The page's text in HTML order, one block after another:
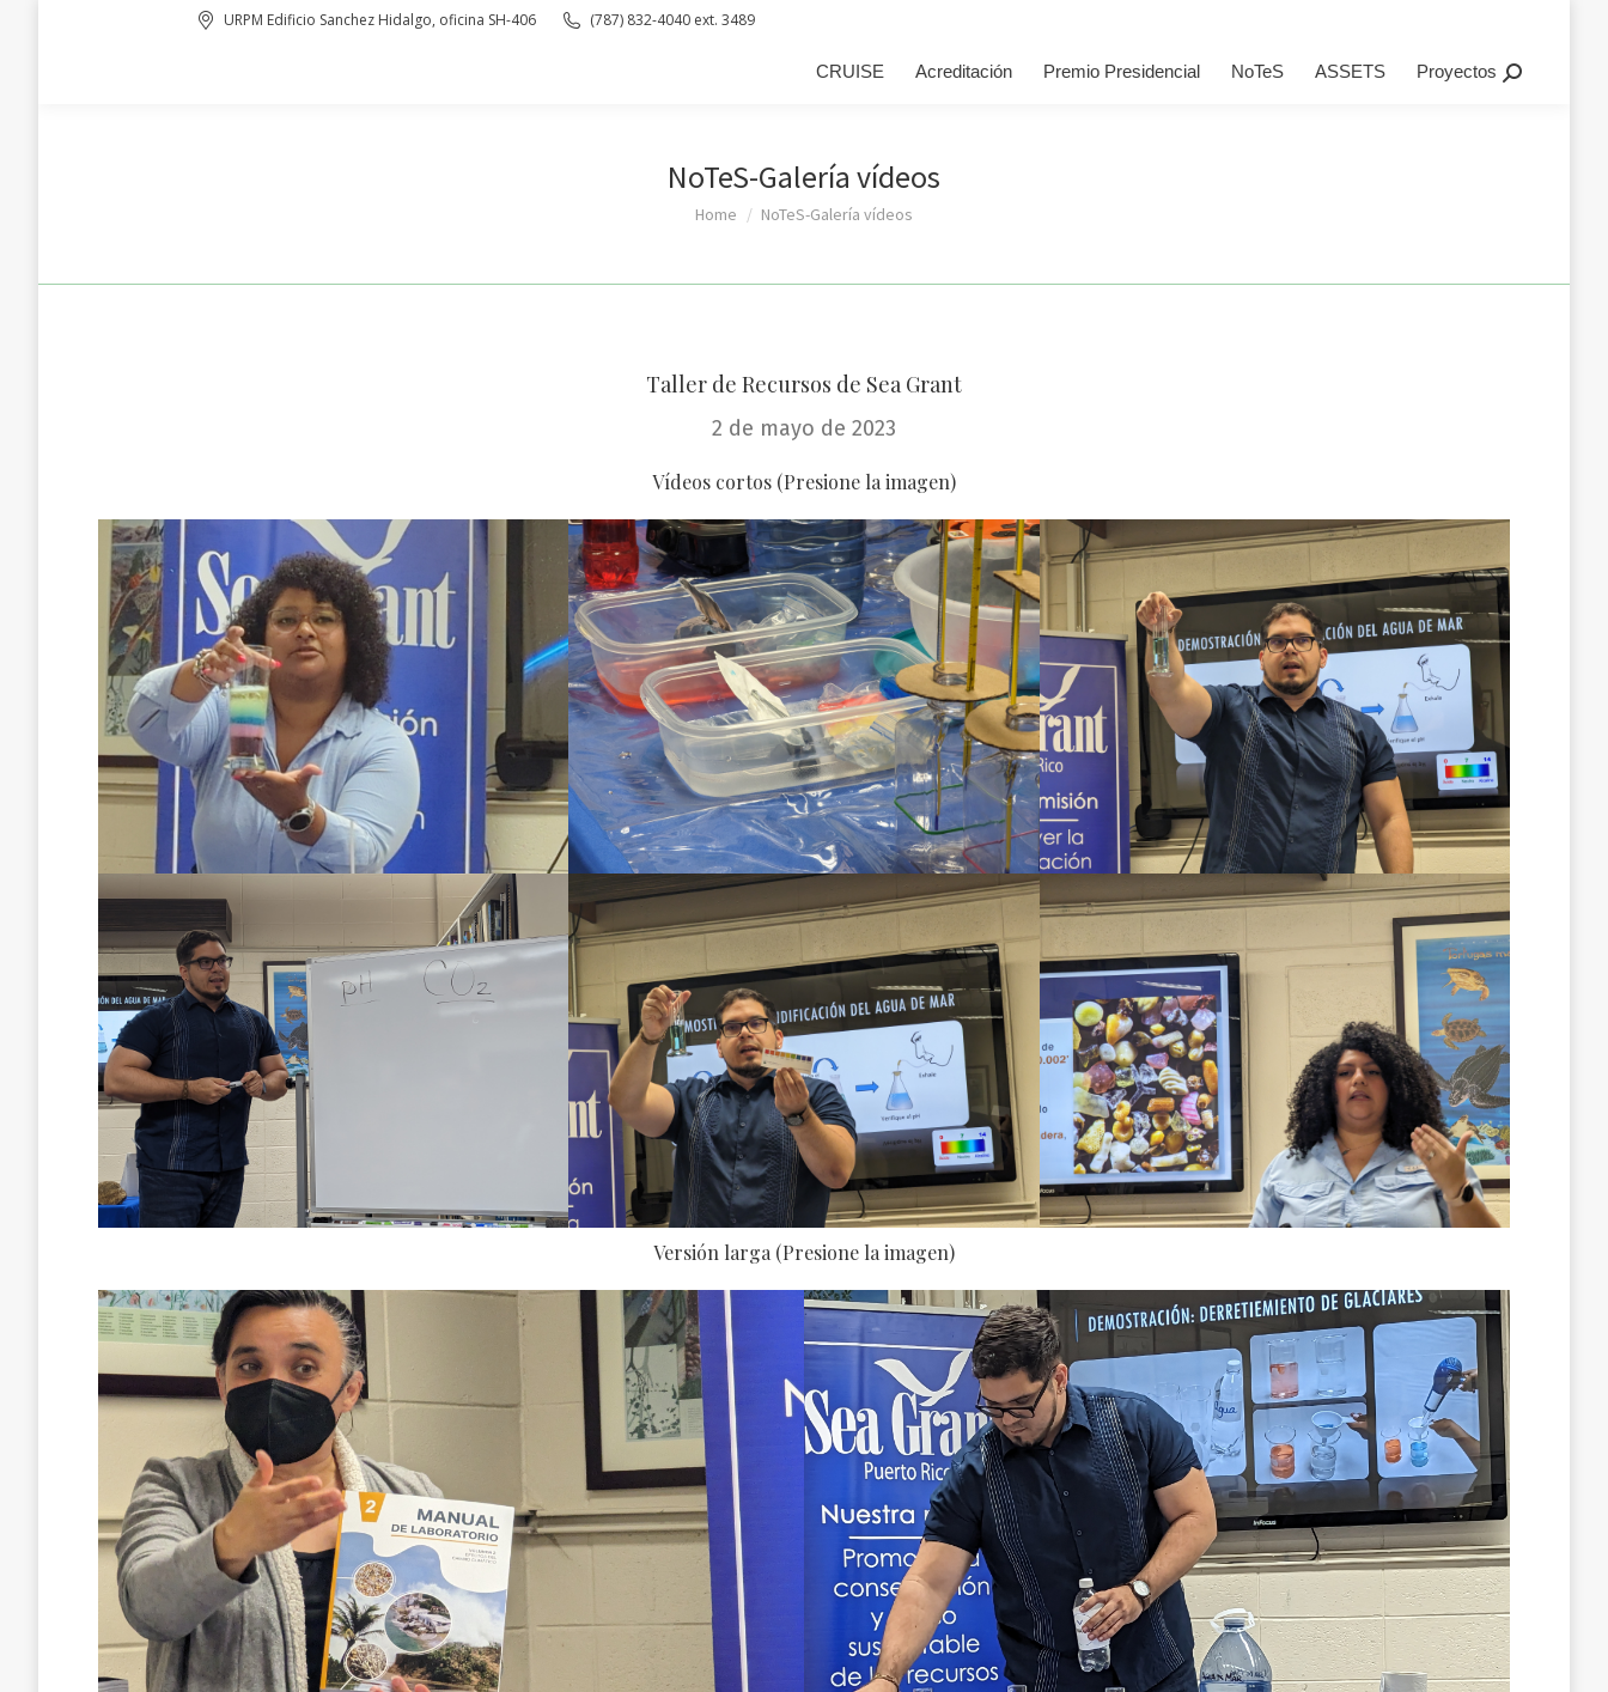
URPM Edificio Sanchez Hidalgo, oficina SH-406 (787) 832-4040 ext. 3489
CRUISE Acreditación Premio Presidencial NoTeS ASSETS Proyectos Search:
NoTeS-Galería vídeos
You are here:
Home NoTeS-Galería vídeos
Taller de Recursos de Sea Grant
2 de mayo de 2023
Vídeos cortos (Presione la imagen)
Versión larga (Presione la imagen)
CRUISE Acreditación Premio Presidencial